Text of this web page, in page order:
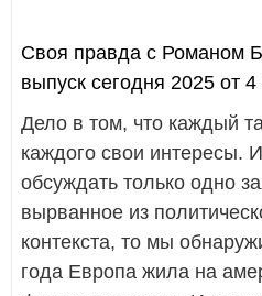
Своя правда с Романом
выпуск сегодня 2025 от
Дело в том, что каждый
каждого свои интересы.
обсуждать только одно
вырванное из
контекста, то мы
года Европа жила на